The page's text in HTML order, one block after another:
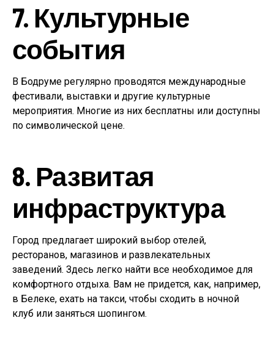
7. Культурные
события
В Бодруме регулярно проводятся международные
фестивали, выставки и другие культурные
мероприятия. Многие из них бесплатны или доступны
по символической цене.
8. Развитая
инфраструктура
Город предлагает широкий выбор отелей,
ресторанов, магазинов и развлекательных
заведений. Здесь легко найти все необходимое для
комфортного отдыха. Вам не придется, как, например,
в Белеке, ехать на такси, чтобы сходить в ночной
клуб или заняться шопингом.